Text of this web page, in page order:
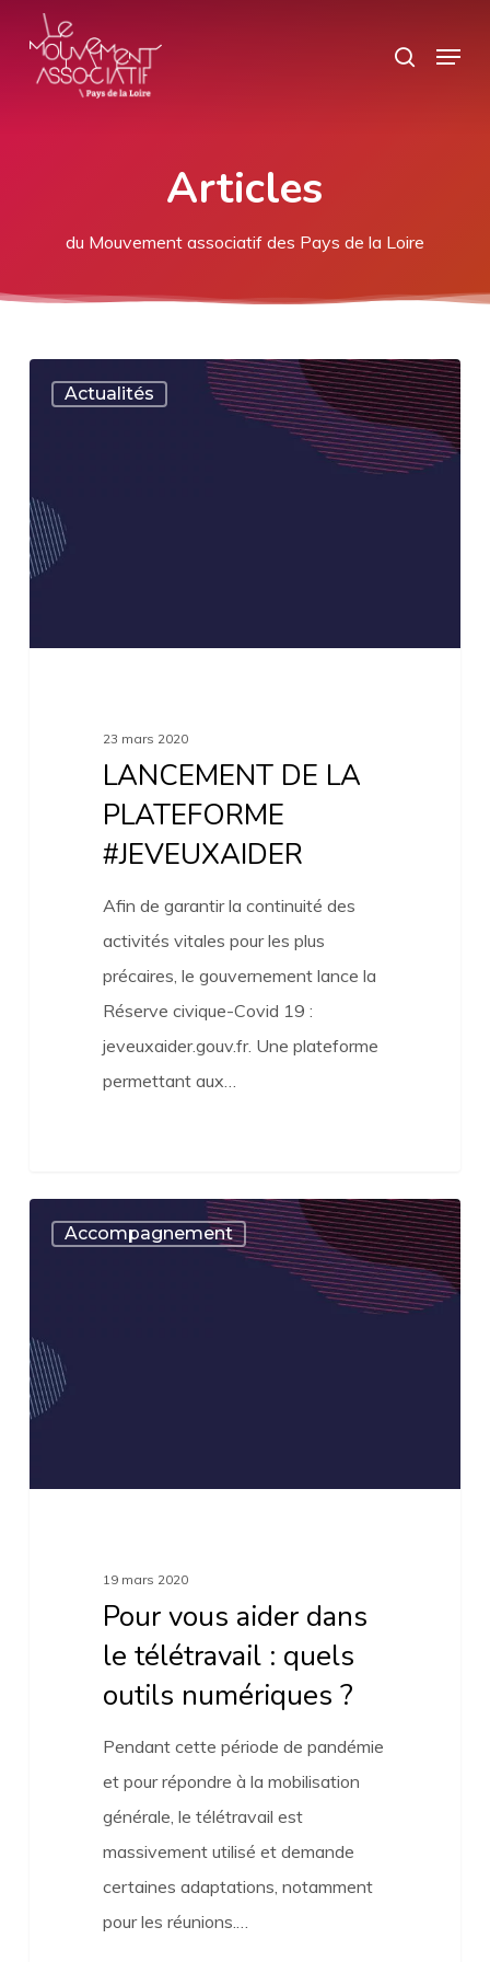
search
Menu
Articles
du Mouvement associatif des Pays de la Loire
DE
#JEVEUXAIDER
Actualités
23 mars 2020
LANCEMENT DE LA
PLATEFORME
#JEVEUXAIDER
Afin de garantir la continuité des
activités vitales pour les plus
précaires, le gouvernement lance la
Réserve civique-Covid 19 :
jeveuxaider.gouv.fr. Une plateforme
permettant aux…
Pour
vous
le
télétravail
:
outils
Accompagnement
19 mars 2020
Pour vous aider dans
le télétravail : quels
outils numériques ?
Pendant cette période de pandémie
et pour répondre à la mobilisation
générale, le télétravail est
massivement utilisé et demande
certaines adaptations, notamment
pour les réunions.…
Panneau de gestion des cookies